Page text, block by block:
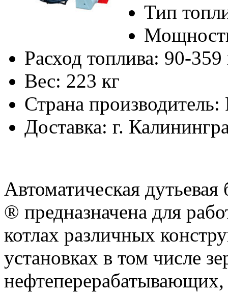
Тип
Расход топлива: 90-359
Вес: 223 кг
Страна производитель:
Доставка: г.
Автоматическая
® предназначена для
котлах различных
установках в том числе
нефтеперерабатывающих,